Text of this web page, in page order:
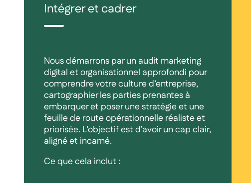
Intégrer et cadrer
Nous démarrons par un audit marketing
digital et organisationnel approfondi pour
comprendre votre culture d’entreprise,
cartographier les parties prenantes à
embarquer et poser une stratégie et une
feuille de route opérationnelle réaliste et
priorisée. L’objectif est d’avoir un cap clair,
aligné et incarné.
Ce que cela inclut :